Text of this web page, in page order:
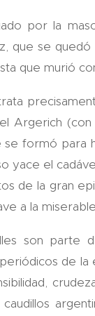
por la
que se
que murió
Argerich
se formó para
yace el
de la gran
a la
son parte
de